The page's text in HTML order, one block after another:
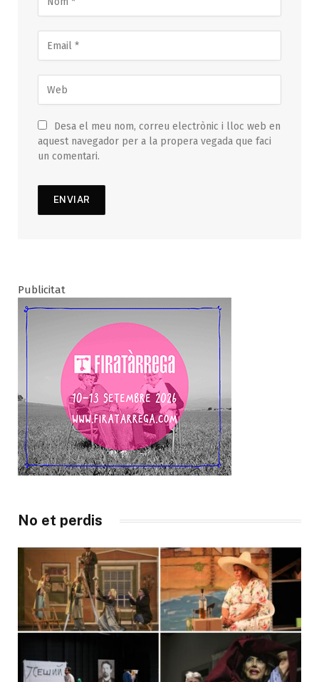
Desa el meu nom, correu electrònic i lloc web en
aquest navegador per a la propera vegada que faci
un comentari.
Publicitat
No et perdis